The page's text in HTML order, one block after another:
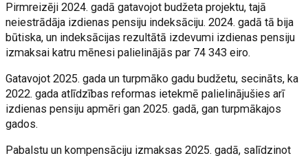
Pirmreizēji 2024. gadā gatavojot budžeta projektu, tajā
neiestrādāja izdienas pensiju indeksāciju. 2024. gadā tā bija
būtiska, un indeksācijas rezultātā izdevumi izdienas pensiju
izmaksai katru mēnesi palielinājās par 74 343 eiro.
Gatavojot 2025. gada un turpmāko gadu budžetu, secināts, ka
2022. gada atlīdzības reformas ietekmē palielinājušies arī
izdienas pensiju apmēri gan 2025. gadā, gan turpmākajos
gados.
Pabalstu un kompensāciju izmaksas 2025. gadā, salīdzinot